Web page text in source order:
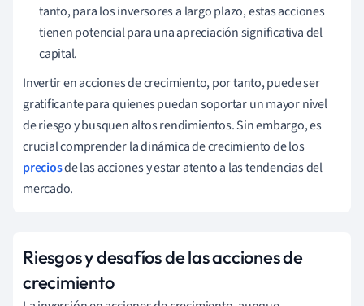
tanto, para los inversores a largo plazo, estas acciones
tienen potencial para una apreciación significativa del
capital.
Invertir en acciones de crecimiento, por tanto, puede ser
gratificante para quienes puedan soportar un mayor nivel
de riesgo y busquen altos rendimientos. Sin embargo, es
crucial comprender la dinámica de crecimiento de los
preciosde las acciones y estar atento a las tendencias del
mercado.
Riesgos y desafíos de las acciones de
crecimiento